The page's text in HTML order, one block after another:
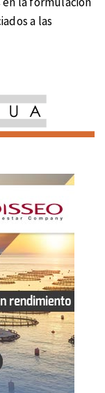
a las